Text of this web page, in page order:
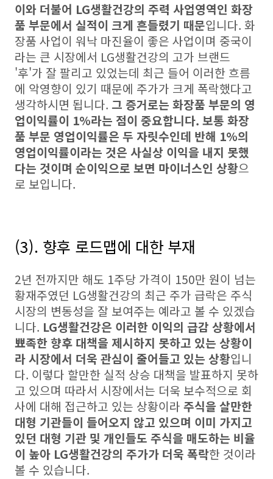
이와 더불어 LG생활건강의 주력 사업영역인 화장
품 부문에서 실적이 크게 흔들렸기 때문입니다. 화
장품 사업이 워낙 마진율이 좋은 사업이며 중국이
라는 큰 시장에서 LG생활건강의 고가 브랜드
'후'가 잘 팔리고 있었는데 최근 들어 이러한 흐름
에 악영향이 있기 때문에 주가가 크게 폭락했다고
생각하시면 됩니다. 그 증거로는 화장품 부문의 영
업이익률이 1%라는 점이 중요합니다. 보통 화장
품 부문 영업이익률은 두 자릿수인데 반해 1%의
영업이익률이라는 것은 사실상 이익을 내지 못했
다는 것이며 순이익으로 보면 마이너스인 상황으
로 보입니다.
(3). 향후 로드맵에 대한 부재
2년 전까지만 해도 1주당 가격이 150만 원이 넘는
황재주였던 LG생활건강의 최근 주가 급락은 주식
시장의 변동성을 잘 보여주는 예라고 볼 수 있겠습
니다. LG생활건강은 이러한 이익의 급감 상황에서
뾰족한 향후 대책을 제시하지 못하고 있는 상황이
라 시장에서 더욱 관심이 줄어들고 있는 상황입니
다. 이렇다 할만한 실적 상승 대책을 발표하지 못하
고 있으며 따라서 시장에서는 더욱 보수적으로 회
사에 대해 접근하고 있는 상황이라 주식을 살만한
대형 기관들이 들어오지 않고 있으며 이미 가지고
있던 대형 기관 및 개인들도 주식을 매도하는 비율
이 높아 LG생활건강의 주가가 더욱 폭락한 것이라
볼 수 있습니다.